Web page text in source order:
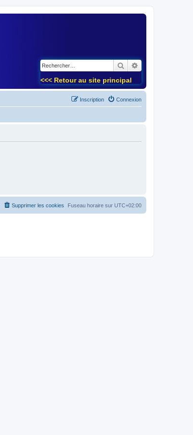
Rechercher
<<< Retour au site principal
Connexion
Inscription
Fuseau horaire sur UTC+02:00
Supprimer les cookies